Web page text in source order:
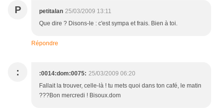
P petitalan 25/03/2009 13:11
Que dire ? Disons-le : c'est sympa et frais. Bien à toi.
Répondre
: :0014:dom:0075: 25/03/2009 06:20
Fallait la trouver, celle-là ! tu mets quoi dans ton café, le matin
???Bon mercredi ! Bisoux.dom